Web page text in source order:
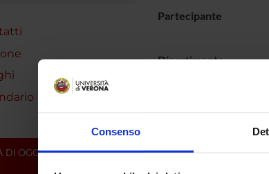
Consenso
DI OGGI
Partecipante
Dipartimento
Obiettivi